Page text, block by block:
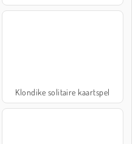
Klondike solitaire kaartspel